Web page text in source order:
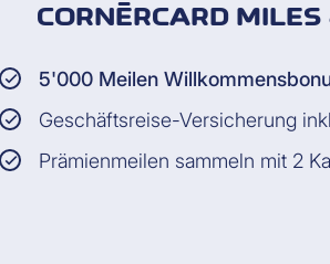
CORNÈRCARD
5'000 Meilen
Geschäftsreise-Versicherung
Prämienmeilen sammeln mit 2